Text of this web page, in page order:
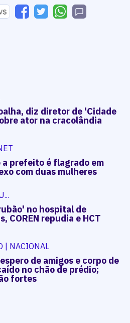
diz diretor de 'Cidade
ator na cracolândia
a prefeito é flagrado em
com duas mulheres
no hospital de
COREN repudia e HCT
| NACIONAL
de amigos e corpo de
no chão de prédio;
fortes